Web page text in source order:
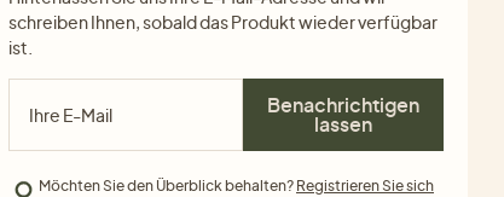
schreiben Ihnen, sobald das Produkt wieder verfügbar
ist.
Benachrichtigen
lassen
Möchten Sie den Überblick behalten? Registrieren Sie sich